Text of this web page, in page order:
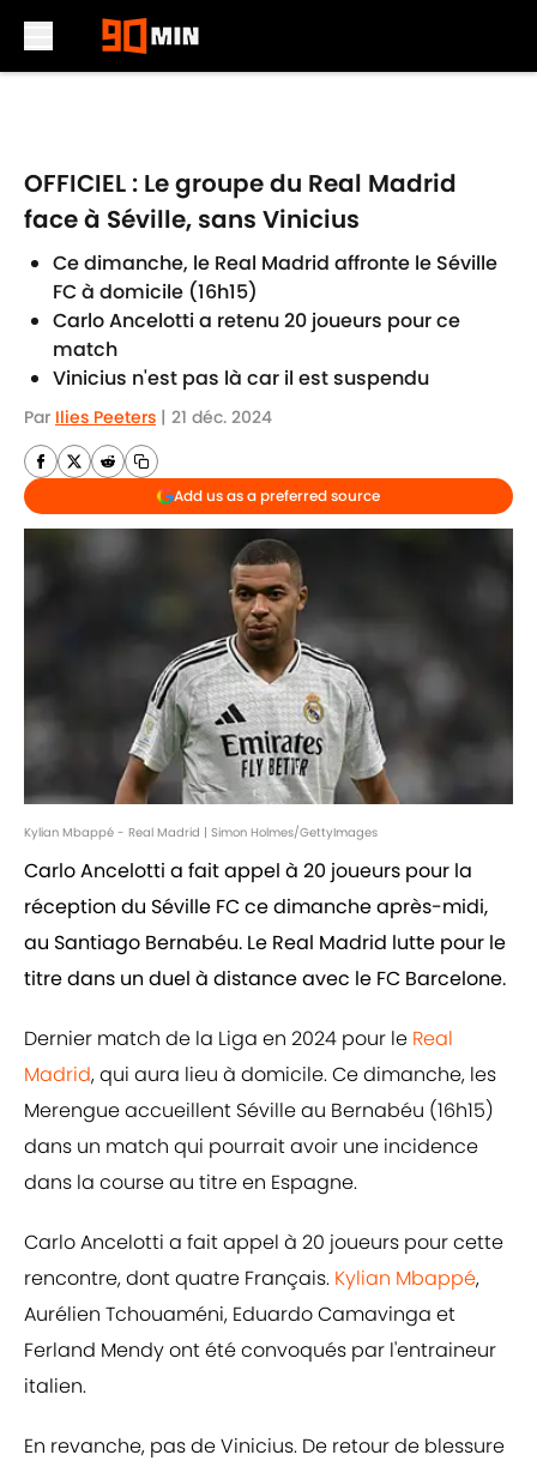
OFFICIEL : Le groupe du Real Madrid
face à Séville, sans Vinicius
Ce dimanche, le Real Madrid affronte le Séville
FC à domicile (16h15)
Carlo Ancelotti a retenu 20 joueurs pour ce
match
Vinicius n'est pas là car il est suspendu
Par Ilies Peeters | 21 déc. 2024
Add us as a preferred source
Kylian Mbappé - Real Madrid | Simon Holmes/GettyImages
Carlo Ancelotti a fait appel à 20 joueurs pour la
réception du Séville FC ce dimanche après-midi,
au Santiago Bernabéu. Le Real Madrid lutte pour le
titre dans un duel à distance avec le FC Barcelone.
Dernier match de la Liga en 2024 pour le Real
Madrid, qui aura lieu à domicile. Ce dimanche, les
Merengue accueillent Séville au Bernabéu (16h15)
dans un match qui pourrait avoir une incidence
dans la course au titre en Espagne.
Carlo Ancelotti a fait appel à 20 joueurs pour cette
rencontre, dont quatre Français. Kylian Mbappé,
Aurélien Tchouaméni, Eduardo Camavinga et
Ferland Mendy ont été convoqués par l'entraineur
italien.
En revanche, pas de Vinicius. De retour de blessure